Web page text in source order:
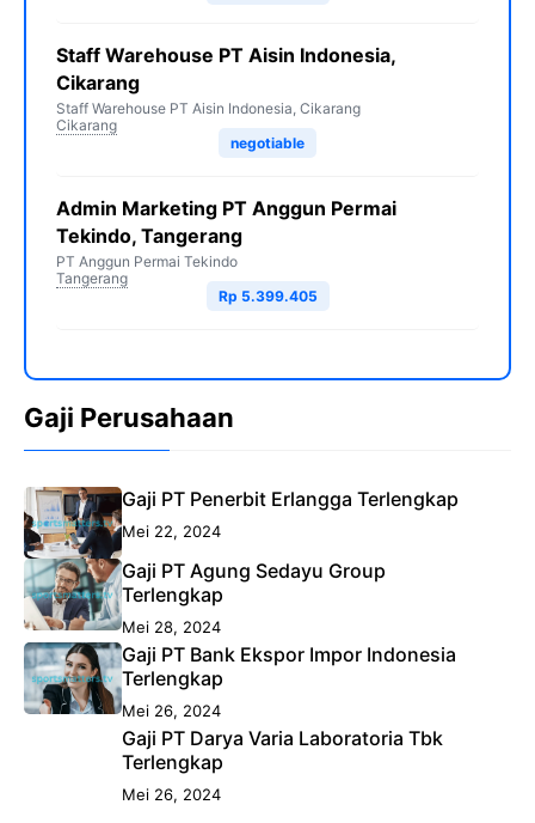
Staff Warehouse PT Aisin Indonesia,
Cikarang
Staff Warehouse PT Aisin Indonesia, Cikarang
Cikarang
negotiable
Admin Marketing PT Anggun Permai
Tekindo, Tangerang
PT Anggun Permai Tekindo
Tangerang
Rp 5.399.405
Gaji Perusahaan
Gaji PT Penerbit Erlangga Terlengkap
Mei 22, 2024
Gaji PT Agung Sedayu Group
Terlengkap
Mei 28, 2024
Gaji PT Bank Ekspor Impor Indonesia
Terlengkap
Mei 26, 2024
Gaji PT Darya Varia Laboratoria Tbk
Terlengkap
Mei 26, 2024